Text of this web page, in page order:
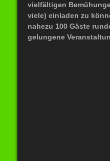
vielfältigen
viele) einladen zu
nahezu 100 Gäste
gelungene